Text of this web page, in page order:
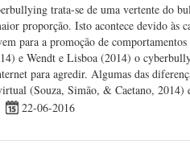
trata-se de uma vertente do
proporção. Isto acontece devido às
para a promoção de
e Wendt e Lisboa (2014) o
para agredir. Algumas das
(Souza, Simão, & Caetano,
22-06-2016